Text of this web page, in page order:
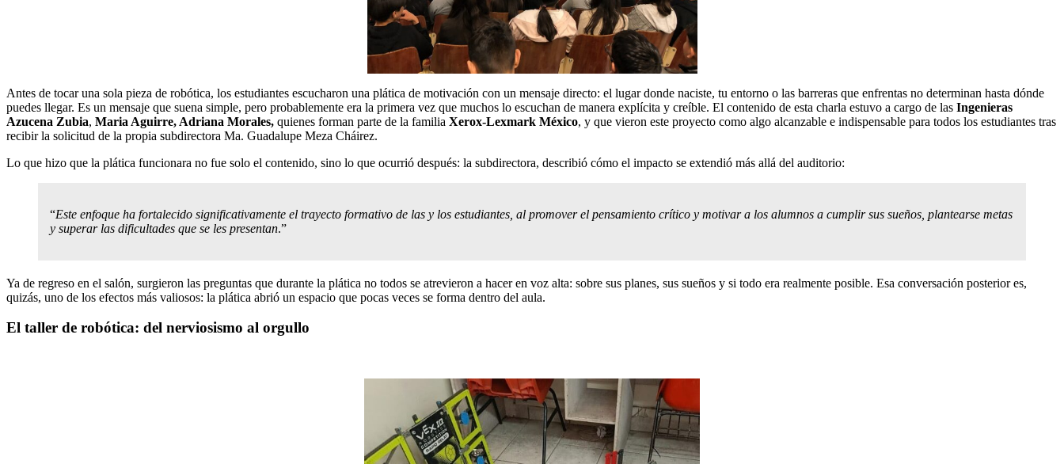
Antes de tocar una sola pieza de robótica, los estudiantes escucharon una plática de motivación con un mensaje directo: el lugar donde naciste, tu entorno o las barreras que enfrentas no determinan hasta dónde
puedes llegar. Es un mensaje que suena simple, pero probablemente era la primera vez que muchos lo escuchan de manera explícita y creíble. El contenido de esta charla estuvo a cargo de las Ingenieras
Azucena Zubia, Maria Aguirre, Adriana Morales, quienes forman parte de la familia Xerox-Lexmark México, y que vieron este proyecto como algo alcanzable e indispensable para todos los estudiantes tras
recibir la solicitud de la propia subdirectora Ma. Guadalupe Meza Cháirez.
Lo que hizo que la plática funcionara no fue solo el contenido, sino lo que ocurrió después: la subdirectora, describió cómo el impacto se extendió más allá del auditorio:
“Este enfoque ha fortalecido significativamente el trayecto formativo de las y los estudiantes, al promover el pensamiento crítico y motivar a los alumnos a cumplir sus sueños, plantearse metas
y superar las dificultades que se les presentan.”
Ya de regreso en el salón, surgieron las preguntas que durante la plática no todos se atrevieron a hacer en voz alta: sobre sus planes, sus sueños y si todo era realmente posible. Esa conversación posterior es,
quizás, uno de los efectos más valiosos: la plática abrió un espacio que pocas veces se forma dentro del aula.
El taller de robótica: del nerviosismo al orgullo